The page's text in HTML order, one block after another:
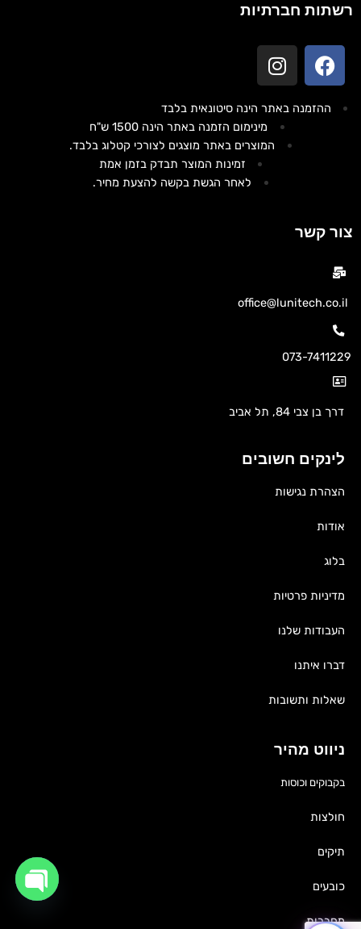
ניווט מהיר
בקבוקים וכוסות
חולצות
תיקים
כובעים
מחברות
לינקים חשובים
הצהרת נגישות
אודות
בלוג
מדיניות פרטיות
העבודות שלנו
דברו איתנו
שאלות ותשובות
צור קשר
office@lunitech.co.il
073-7411229
דרך בן צבי 84, תל אביב
רשתות חברתיות
ההזמנה באתר הינה סיטונאית בלבד
מינימום הזמנה באתר הינה 1500 ש"ח
המוצרים באתר מוצגים לצורכי קטלוג בלבד.
זמינות המוצר תבדק בזמן אמת
לאחר הגשת בקשה להצעת מחיר.